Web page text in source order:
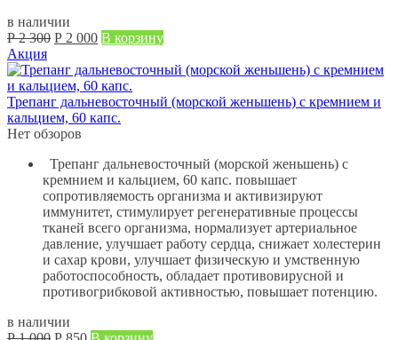
в наличии
Р 2 300 Первоначальная
составляла
Р
2 300.
Р 2 000Текущая
Р
2 000.
В корзину
Акция
Трепанг дальневосточный (морской женьшень) с кремнием и
кальцием, 60 капс.
Нет обзоров
Трепанг дальневосточный (морской женьшень) с
кремнием и кальцием, 60 капс. повышает
сопротивляемость организма и активизируют
иммунитет, стимулирует регенеративные процессы
тканей всего организма, нормализует артериальное
давление, улучшает работу сердца, снижает холестерин
и сахар крови, улучшает физическую и умственную
работоспособность, обладает противовирусной и
противогрибковой активностью, повышает потенцию.
в наличии
Первоначальная
Текущая